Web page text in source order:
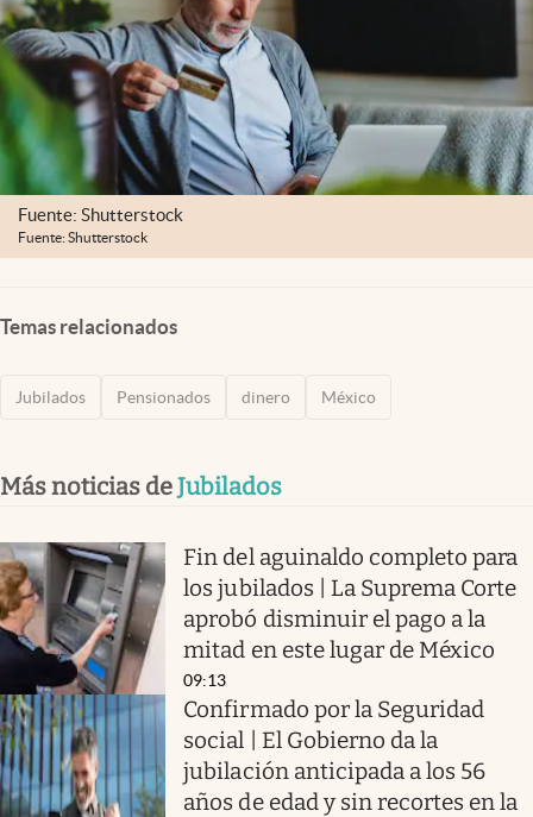
Fuente: Shutterstock
Fuente: Shutterstock
Temas relacionados
Jubilados Pensionados dinero México
Más noticias deJubilados
Fin del aguinaldo completo para
los jubilados | La Suprema Corte
aprobó disminuir el pago a la
mitad en este lugar de México
09:13
Confirmado por la Seguridad
social | El Gobierno da la
jubilación anticipada a los 56
años de edad y sin recortes en la